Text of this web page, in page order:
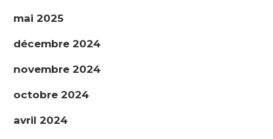
mai 2025
décembre 2024
novembre 2024
octobre 2024
avril 2024